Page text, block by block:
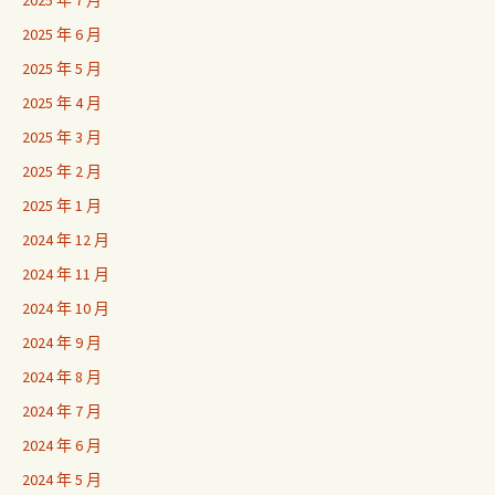
2025 年 6 月
2025 年 5 月
2025 年 4 月
2025 年 3 月
2025 年 2 月
2025 年 1 月
2024 年 12 月
2024 年 11 月
2024 年 10 月
2024 年 9 月
2024 年 8 月
2024 年 7 月
2024 年 6 月
2024 年 5 月